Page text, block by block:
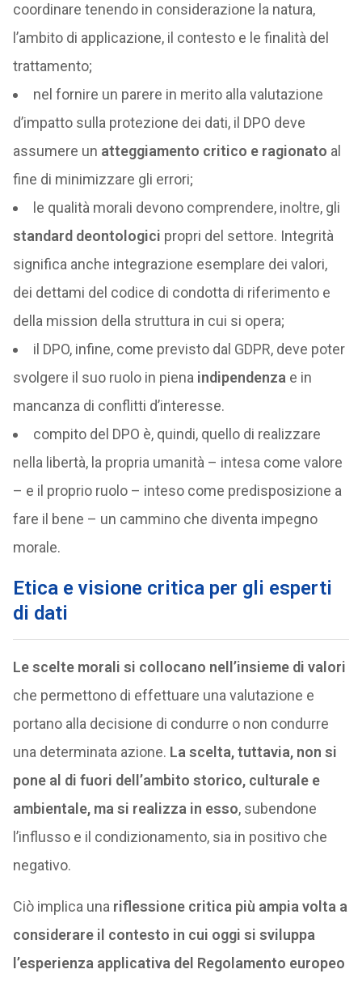
coordinare tenendo in considerazione la natura,
l’ambito di applicazione, il contesto e le finalità del
trattamento;
nel fornire un parere in merito alla valutazione
d’impatto sulla protezione dei dati, il DPO deve
assumere un atteggiamento critico e ragionato al
fine di minimizzare gli errori;
le qualità morali devono comprendere, inoltre, gli
standard deontologici propri del settore. Integrità
significa anche integrazione esemplare dei valori,
dei dettami del codice di condotta di riferimento e
della mission della struttura in cui si opera;
il DPO, infine, come previsto dal GDPR, deve poter
svolgere il suo ruolo in piena indipendenza e in
mancanza di conflitti d’interesse.
compito del DPO è, quindi, quello di realizzare
nella libertà, la propria umanità – intesa come valore
– e il proprio ruolo – inteso come predisposizione a
fare il bene – un cammino che diventa impegno
morale.
Etica e visione critica per gli esperti
di dati
Le scelte morali si collocano nell’insieme di valori
che permettono di effettuare una valutazione e
portano alla decisione di condurre o non condurre
una determinata azione. La scelta, tuttavia, non si
pone al di fuori dell’ambito storico, culturale e
ambientale, ma si realizza in esso, subendone
l’influsso e il condizionamento, sia in positivo che
negativo.
Ciò implica una riflessione critica più ampia volta a
considerare il contesto in cui oggi si sviluppa
l’esperienza applicativa del Regolamento europeo